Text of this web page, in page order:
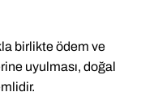
birlikte ödem ve
uyulması, doğal